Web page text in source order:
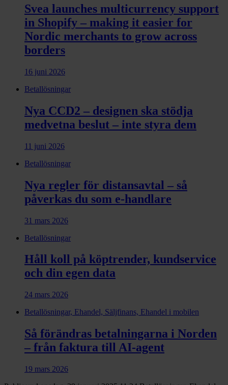
Svea launches multicurrency support
in Shopify – making it easier for
Nordic merchants to grow across
borders
16 juni 2026
Betallösningar
Nya CCD2 – designen ska stödja
medvetna beslut – inte styra dem
11 juni 2026
Betallösningar
Nya regler för distansavtal – så
påverkas du som e-handlare
31 mars 2026
Betallösningar
Håll koll på köptrender, kundservice
och din egen data
24 mars 2026
Betallösningar, Ehandel, Säljfinans, Ehandel i mobilen
Så förändras betalningarna i Norden
– från faktura till AI-agent
19 mars 2026